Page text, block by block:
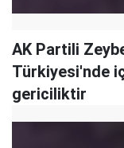
AK Partili
Türkiyesi'nde
gericiliktir